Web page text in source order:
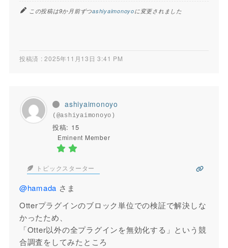
この投稿は9か月前ずつashiyaimonoyoに変更されました
投稿済 : 2025年11月13日 3:41 PM
ashiyaimonoyo
(@ashiyaimonoyo)
投稿: 15
Eminent Member
トピックスターター
@hamada さま
Otterプラグインのブロック単位での検証で解決しな
かったため、
「Otter以外の全プラグインを無効化する」という競
合調査をしてみたところ